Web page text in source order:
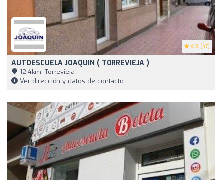
4.9 (47)
AUTOESCUELA JOAQUIN ( TORREVIEJA )
12,4km, Torrevieja
Ver dirección y datos de contacto